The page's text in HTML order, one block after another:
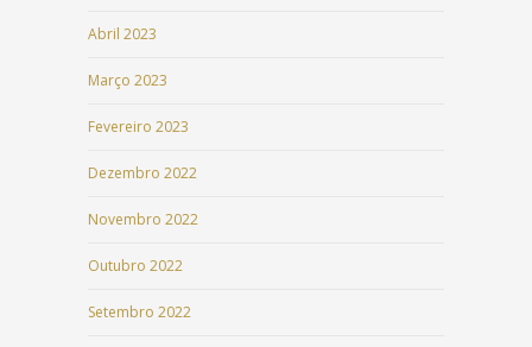
Abril 2023
Março 2023
Fevereiro 2023
Dezembro 2022
Novembro 2022
Outubro 2022
Setembro 2022